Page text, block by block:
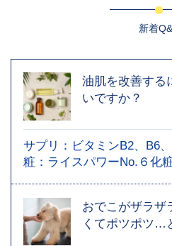
新着
油肌を改善する
いですか？
サプリ：ビタミンB2、B6
粧：ライスパワーNo.６化
おでこがザラザ
くてポツポツ…